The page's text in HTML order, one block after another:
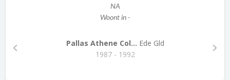
NA
Woont in -
Pallas Athene Col... Ede Gld
1987 - 1992